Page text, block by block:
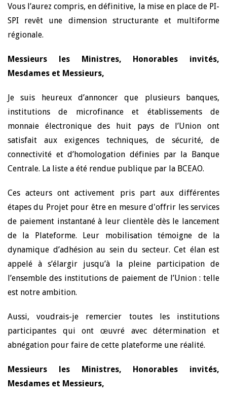
Vous l’aurez compris, en définitive, la mise en place de PI-
SPI revêt une dimension structurante et multiforme
régionale.
Messieurs les Ministres, Honorables invités,
Mesdames et Messieurs,
Je suis heureux d’annoncer que plusieurs banques,
institutions de microfinance et établissements de
monnaie électronique des huit pays de l’Union ont
satisfait aux exigences techniques, de sécurité, de
connectivité et d’homologation définies par la Banque
Centrale. La liste a été rendue publique par la BCEAO.
Ces acteurs ont activement pris part aux différentes
étapes du Projet pour être en mesure d'offrir les services
de paiement instantané à leur clientèle dès le lancement
de la Plateforme. Leur mobilisation témoigne de la
dynamique d’adhésion au sein du secteur. Cet élan est
appelé à s’élargir jusqu’à la pleine participation de
l’ensemble des institutions de paiement de l’Union : telle
est notre ambition.
Aussi, voudrais-je remercier toutes les institutions
participantes qui ont œuvré avec détermination et
abnégation pour faire de cette plateforme une réalité.
Messieurs les Ministres, Honorables invités,
Mesdames et Messieurs,